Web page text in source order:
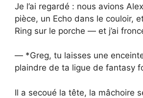
Je l’ai regardé : nous avions
pièce, un Echo dans le couloir,
Ring sur le porche — et j’ai
— *Greg, tu laisses une
plaindre de ta ligue de fantasy
Il a secoué la tête, la mâchoire